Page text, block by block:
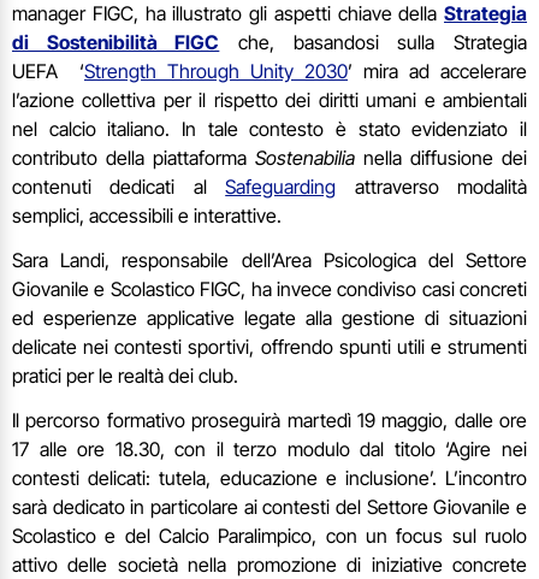
manager FIGC, ha illustrato gli aspetti chiave della Strategia
di Sostenibilità FIGC che, basandosi sulla Strategia
UEFA ‘Strength Through Unity 2030’ mira ad accelerare
l’azione collettiva per il rispetto dei diritti umani e ambientali
nel calcio italiano. In tale contesto è stato evidenziato il
contributo della piattaforma Sostenabilia nella diffusione dei
contenuti dedicati alSafeguarding attraverso modalità
semplici, accessibili e interattive.
Sara Landi, responsabile dell’Area Psicologica del Settore
Giovanile e Scolastico FIGC, ha invece condiviso casi concreti
ed esperienze applicative legate alla gestione di situazioni
delicate nei contesti sportivi, offrendo spunti utili e strumenti
pratici per le realtà dei club.
Il percorso formativo proseguirà martedì 19 maggio, dalle ore
17 alle ore 18.30, con il terzo modulo dal titolo ‘Agire nei
contesti delicati: tutela, educazione e inclusione’. L’incontro
sarà dedicato in particolare ai contesti del Settore Giovanile e
Scolastico e del Calcio Paralimpico, con un focus sul ruolo
attivo delle società nella promozione di iniziative concrete